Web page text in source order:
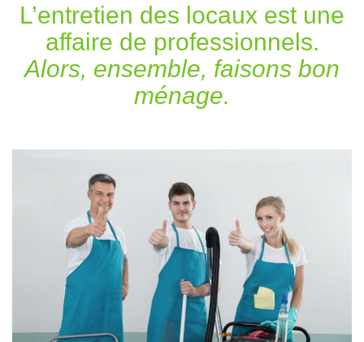
L’entretien des locaux est une
affaire de professionnels.
Alors, ensemble, faisons bon
ménage.